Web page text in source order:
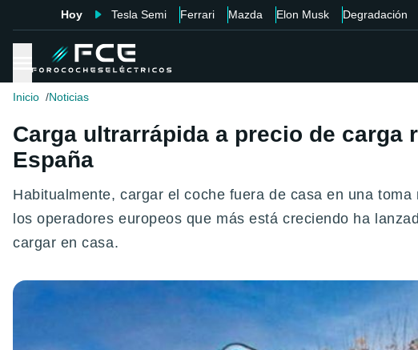
Hoy Tesla Semi Ferrari Mazda Elon Musk Degradación
Inicio Noticias
Carga ultrarrápida a precio de carga
España
Habitualmente, cargar el coche fuera de casa en una
los operadores europeos que más está creciendo ha
cargar en casa.